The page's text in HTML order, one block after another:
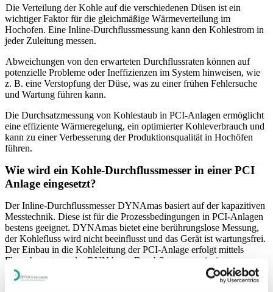
Die Verteilung der Kohle auf die verschiedenen Düsen ist ein
wichtiger Faktor für die gleichmäßige Wärmeverteilung im
Hochofen. Eine Inline-Durchflussmessung kann den Kohlestrom in
jeder Zuleitung messen.
Abweichungen von den erwarteten Durchflussraten können auf
potenzielle Probleme oder Ineffizienzen im System hinweisen, wie
z. B. eine Verstopfung der Düse, was zu einer frühen Fehlersuche
und Wartung führen kann.
Die Durchsatzmessung von Kohlestaub in PCI-Anlagen ermöglicht
eine effiziente Wärmeregelung, ein optimierter Kohleverbrauch und
kann zu einer Verbesserung der Produktionsqualität in Hochöfen
führen.
Wie wird ein Kohle-Durchflussmesser in einer PCI
Anlage eingesetzt?
Der Inline-Durchflussmesser DYNAmas basiert auf der kapazitiven
Messtechnik. Diese ist für die Prozessbedingungen in PCI-Anlagen
bestens geeignet. DYNAmas bietet eine berührungslose Messung,
der Kohlefluss wird nicht beeinflusst und das Gerät ist wartungsfrei.
Der Einbau in die Kohleleitung der PCI-Anlage erfolgt mittels
Flanschmontage. der DYNAmas Durchflussmesser ist in
verschiedenen Durchmessern erhältlich (DIN- und ANSI-Norm)
und kann bei bestehenden PCI-Anlagen leicht nachgerüstet werden.